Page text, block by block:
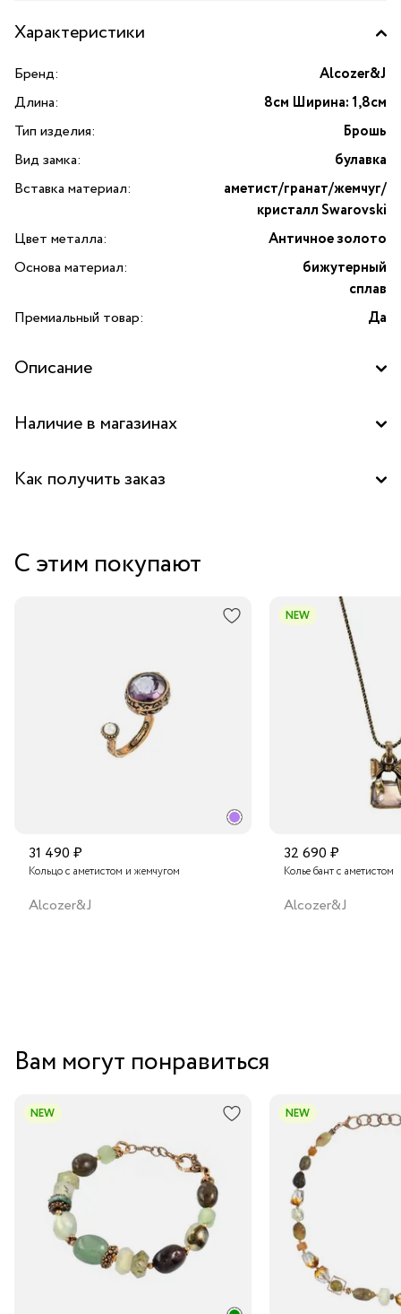
Характеристики
Бренд:
Alcozer&J
Длина:
8см Ширина: 1,8см
Тип изделия:
Брошь
Вид замка:
булавка
Вставка материал:
аметист/гранат/жемчуг/
кристалл Swarovski
Цвет металла:
Античное золото
Основа материал:
бижутерный
сплав
Премиальный товар:
Да
Описание
органического жемчуга
Наличие в магазинах
Бутик "La Nature" в ТРК "Щука", Москва
Как получить заказ
Курьером за 1-2 дня
Подробнее о сроках доставки
С этим покупают
31 490 ₽
Кольцо с аметистом и жемчугом
Alcozer&J
NEW
32 690 ₽
Колье бант с аметистом
Alcozer&J
Вам могут понравиться
NEW NEW